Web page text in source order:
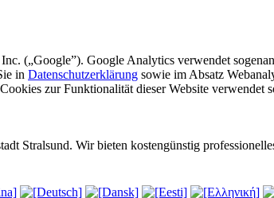
(„Google”). Google Analytics verwendet
in Datenschutzerklärung sowie im Absatz
zur Funktionalität dieser Website verwendet
Stralsund. Wir bieten kostengünstig